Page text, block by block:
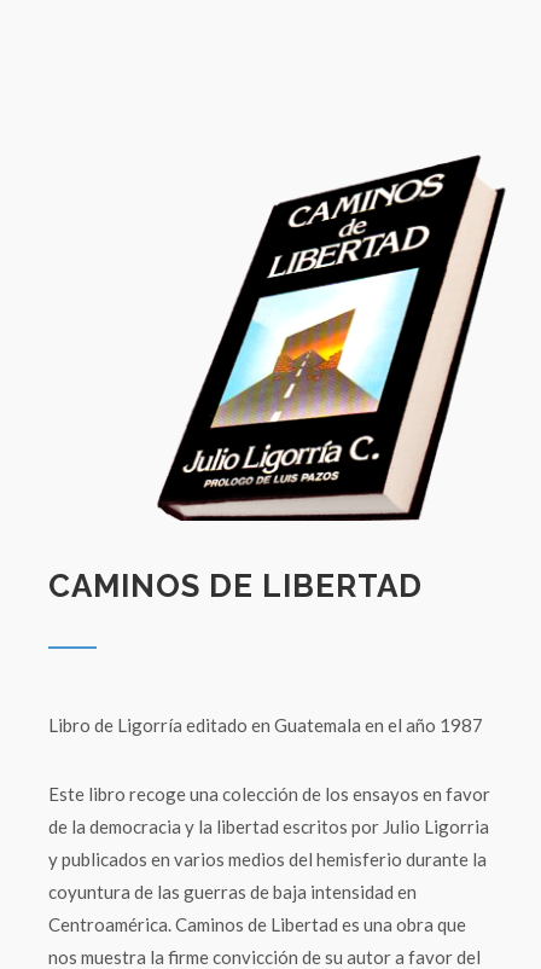
CAMINOS DE LIBERTAD
Libro de Ligorría editado en Guatemala en el año 1987
Este libro recoge una colección de los ensayos en favor
de la democracia y la libertad escritos por Julio Ligorria
y publicados en varios medios del hemisferio durante la
coyuntura de las guerras de baja intensidad en
Centroamérica. Caminos de Libertad es una obra que
nos muestra la firme convicción de su autor a favor del